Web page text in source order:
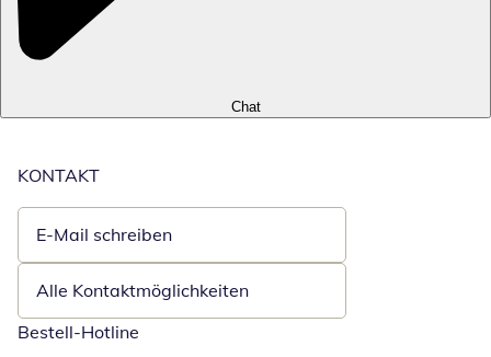
Chat
KONTAKT
E-Mail schreiben
Öffnet E-Mail-Client
Alle Kontaktmöglichkeiten
Bestell-Hotline